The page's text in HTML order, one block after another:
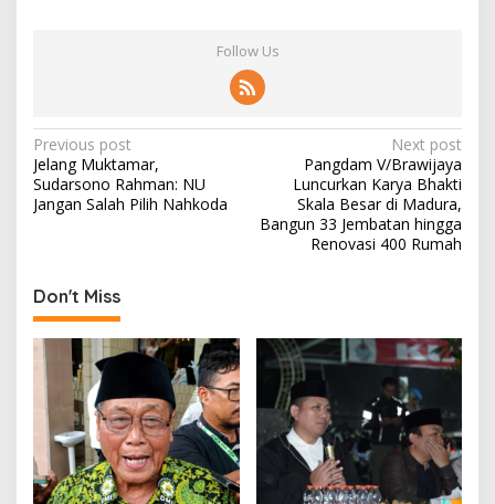
Follow Us
P
o
s
a
v
g
a
t
i
Previous post
Jelang Muktamar,
Sudarsono Rahman: NU
Jangan Salah Pilih Nahkoda
Next post
Pangdam V/Brawijaya
Luncurkan Karya Bhakti
Skala Besar di Madura,
Bangun 33 Jembatan hingga
Renovasi 400 Rumah
Don't Miss